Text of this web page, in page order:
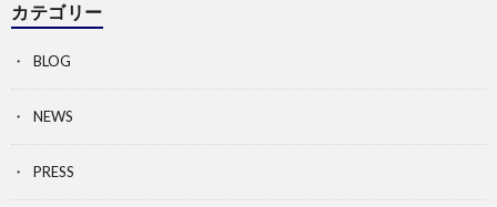
カテゴリー
BLOG
NEWS
PRESS